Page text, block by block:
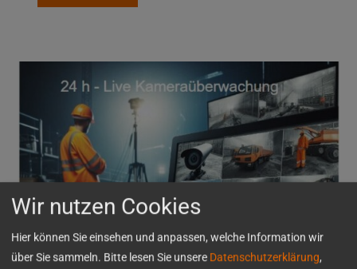
Wir nutzen Cookies
Hier können Sie einsehen und anpassen, welche Information wir
über Sie sammeln. Bitte lesen Sie unsere Datenschutzerklärung,